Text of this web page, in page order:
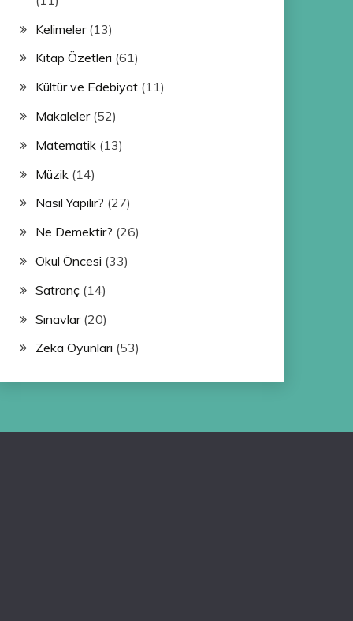
Kelimeler(13)
Kitap Özetleri (61)
Kültür ve Edebiyat(11)
Makaleler(52)
Matematik(13)
Müzik(14)
Nasıl Yapılır? (27)
Ne Demektir? (26)
Okul Öncesi (33)
Satranç(14)
Sınavlar(20)
Zeka Oyunları (53)